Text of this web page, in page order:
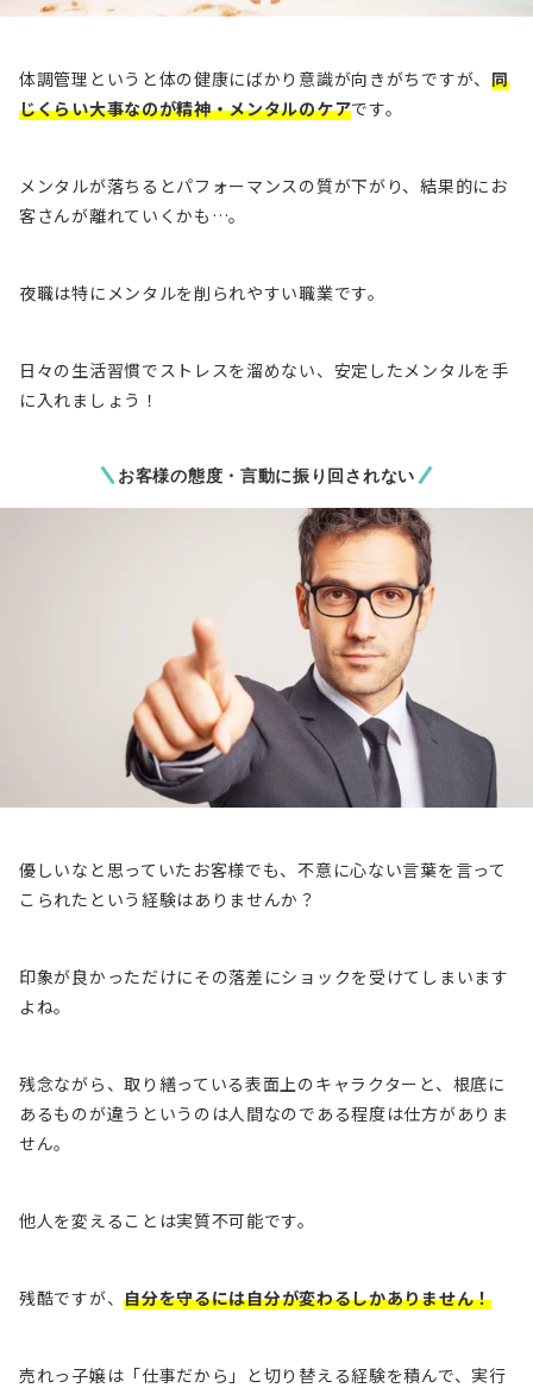
体調管理というと体の健康にばかり意識が向きがちですが、 同
じくらい大事なのが精神・メンタルのケアです。
メンタルが落ちるとパフォーマンスの質が下がり、結果的にお
客さんが離れていくかも…。
夜職は特にメンタルを削られやすい職業です。
日々の生活習慣でストレスを溜めない、安定したメンタルを手
に入れましょう！
お客様の態度・言動に振り回されない
優しいなと思っていたお客様でも、不意に心ない言葉を言って
こられたという経験はありませんか？
印象が良かっただけにその落差にショックを受けてしまいます
よね。
残念ながら、取り繕っている表面上のキャラクターと、根底に
あるものが違うというのは人間なのである程度は仕方がありま
せん。
他人を変えることは実質不可能です。
残酷ですが、自分を守るには自分が変わるしかありません！
売れっ子嬢は「仕事だから」と切り替える経験を積んで、実行